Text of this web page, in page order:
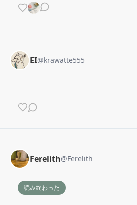
EI@krawatte555
Ferelith@Ferelith
読み終わった